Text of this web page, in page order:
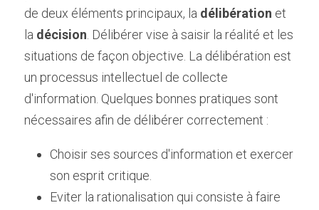
de deux éléments principaux, la délibération et
la décision . Délibérer vise à saisir la réalité et les
situations de façon objective. La délibération est
un processus intellectuel de collecte
d'information. Quelques bonnes pratiques sont
nécessaires afin de délibérer correctement :
Choisir ses sources d'information et exercer
son esprit critique.
Eviter la rationalisation qui consiste à faire